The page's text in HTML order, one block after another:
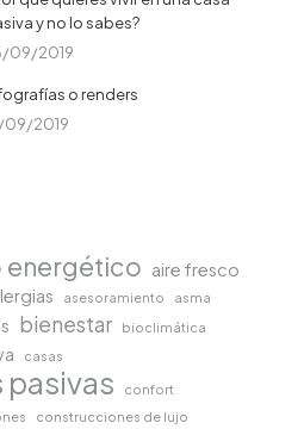
y no lo sabes?
09/2019
o renders
09/2019
energético aire fresco
asesoramiento asma
bienestar bioclimática
casas
pasivas
confort
construcciones de lujo